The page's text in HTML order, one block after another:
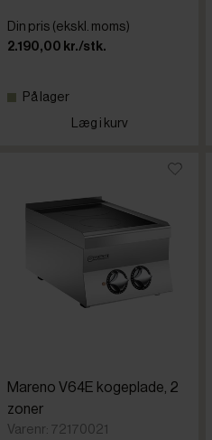
Din pris (ekskl. moms)
2.190,00 kr./stk.
På lager
Læg i kurv
Mareno V64E kogeplade, 2
zoner
Varenr: 72170021